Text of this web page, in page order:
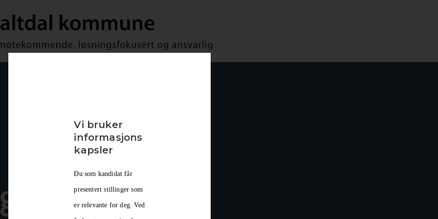
Vi bruker
informasjons
kapsler
Du som kandidat får
presentert stillinger som
er relevante for deg. Ved